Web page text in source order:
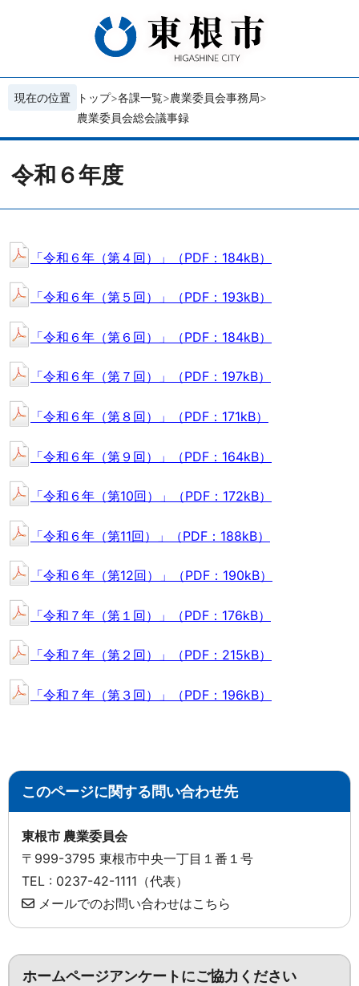
現在の位置 トップ 各課一覧 農業委員会事務局
農業委員会総会議事録
令和６年度
「令和６年（第４回）」（PDF：184kB）
「令和６年（第５回）」（PDF：193kB）
「令和６年（第６回）」（PDF：184kB）
「令和６年（第７回）」（PDF：197kB）
「令和６年（第８回）」（PDF：171kB）
「令和６年（第９回）」（PDF：164kB）
「令和６年（第10回）」（PDF：172kB）
「令和６年（第11回）」（PDF：188kB）
「令和６年（第12回）」（PDF：190kB）
「令和７年（第１回）」（PDF：176kB）
「令和７年（第２回）」（PDF：215kB）
「令和７年（第３回）」（PDF：196kB）
このページに関する問い合わせ先
東根市 農業委員会
〒999-3795 東根市中央一丁目１番１号
TEL : 0237-42-1111（代表）
メールでのお問い合わせはこちら
ホームページアンケートにご協力ください